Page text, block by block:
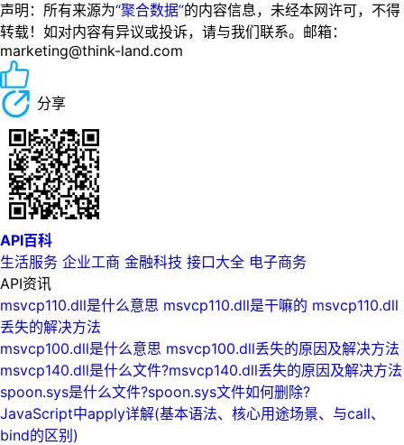
声明：所有来源为“聚合数据”的内容信息，未经本网许可，不得
转载！如对内容有异议或投诉，请与我们联系。邮箱：
marketing@think-land.com
分享
API百科
生活服务 企业工商 金融科技 接口大全 电子商务
API资讯
msvcp110.dll是什么意思 msvcp110.dll是干嘛的 msvcp110.dll
丢失的解决方法
msvcp100.dll是什么意思 msvcp100.dll丢失的原因及解决方法
msvcp140.dll是什么文件?msvcp140.dll丢失的原因及解决方法
spoon.sys是什么文件?spoon.sys文件如何删除?
JavaScript中apply详解(基本语法、核心用途场景、与call、
bind的区别)